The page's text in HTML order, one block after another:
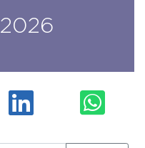
2026